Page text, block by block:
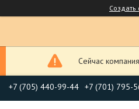
Создать
Сейчас
+7 (705) 440-99-44 +7 (701) 795-